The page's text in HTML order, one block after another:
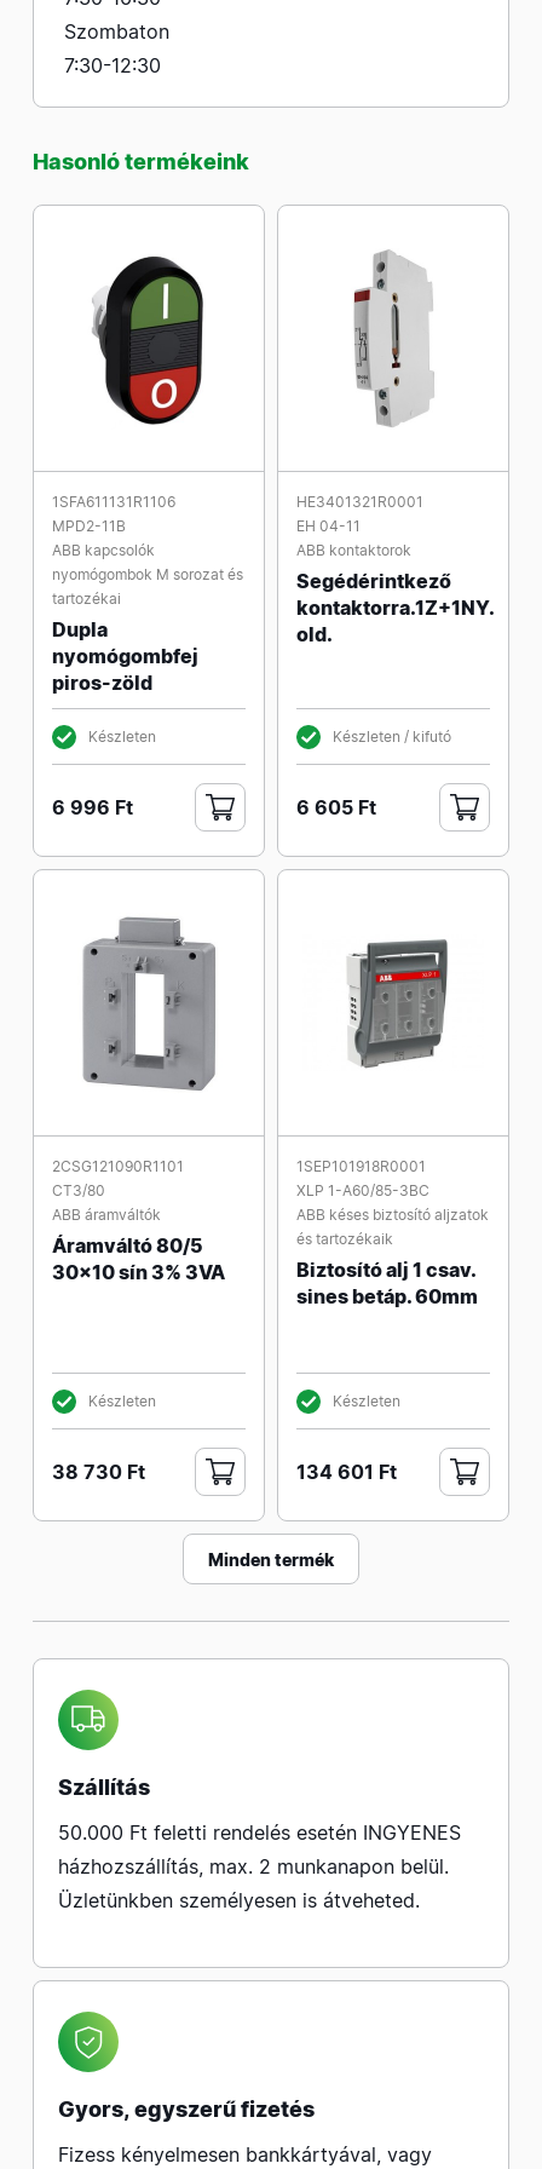
Szombaton
7:30-12:30
Hasonló termékeink
1SFA611131R1106
MPD2-11B
ABB kapcsolók
nyomógombok M sorozat és
tartozékai
Dupla
nyomógombfej
piros-zöld
Készleten
6 996 Ft
HE3401321R0001
EH 04-11
ABB kontaktorok
Segédérintkező
kontaktorra.1Z+1NY.
old.
Készleten / kifutó
6 605 Ft
2CSG121090R1101
CT3/80
ABB áramváltók
Áramváltó 80/5
30x10 sín 3% 3VA
Készleten
38 730 Ft
1SEP101918R0001
XLP 1-A60/85-3BC
ABB késes biztosító aljzatok
és tartozékaik
Biztosító alj 1 csav.
sines betáp. 60mm
Készleten
134 601 Ft
Minden termék
Szállítás
50.000 Ft feletti rendelés esetén INGYENES
házhozszállítás, max. 2 munkanapon belül.
Üzletünkben személyesen is átveheted.
Gyors, egyszerű fizetés
Fizess kényelmesen bankkártyával, vagy